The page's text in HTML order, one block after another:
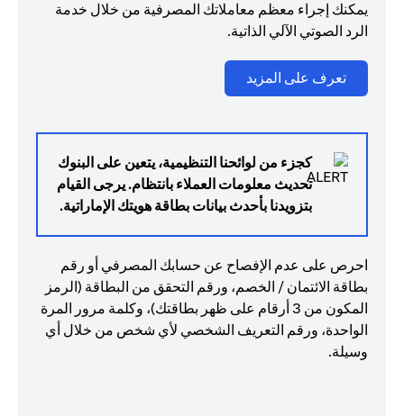
يمكنك إجراء معظم معاملاتك المصرفية من خلال خدمة
الرد الصوتي الآلي الذاتية.
تعرف على المزيد
كجزء من لوائحنا التنظيمية، يتعين على البنوك
تحديث معلومات العملاء بانتظام. يرجى القيام
بتزويدنا بأحدث بيانات بطاقة هويتك الإماراتية.
احرص على عدم الإفصاح عن حسابك المصرفي أو رقم
بطاقة الائتمان / الخصم، ورقم التحقق من البطاقة (الرمز
المكون من 3 أرقام على ظهر بطاقتك)، وكلمة مرور المرة
الواحدة، ورقم التعريف الشخصي لأي شخص من خلال أي
وسيلة.